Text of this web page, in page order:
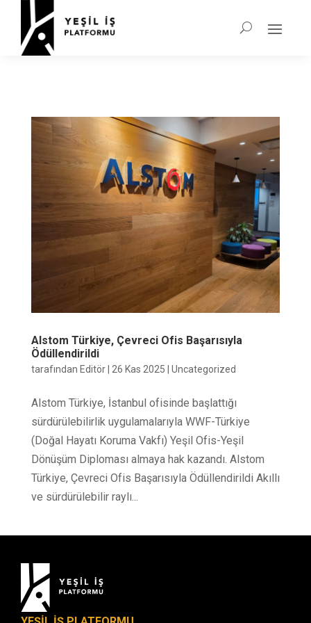
Alstom Türkiye, Çevreci Ofis Başarısıyla
Ödüllendirildi
tarafından Editör| 26 Kas 2025 Uncategorized
Alstom Türkiye, İstanbul ofisinde başlattığı
sürdürülebilirlik uygulamalarıyla WWF-Türkiye
(Doğal Hayatı Koruma Vakfı) Yeşil Ofis-Yeşil
Dönüşüm Diploması almaya hak kazandı. Alstom
Türkiye, Çevreci Ofis Başarısıyla Ödüllendirildi Akıllı
ve sürdürülebilir raylı...